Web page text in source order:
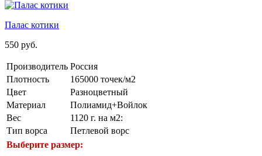
Палас котики
550 руб.
Производитель Россия
Плотность
165000 точек/м2
Цвет
Разноцветный
Материал
Полиамид+Войлок
Вес
1120 г. на м2:
Тип ворса
Петлевой ворс
Выберите размер: